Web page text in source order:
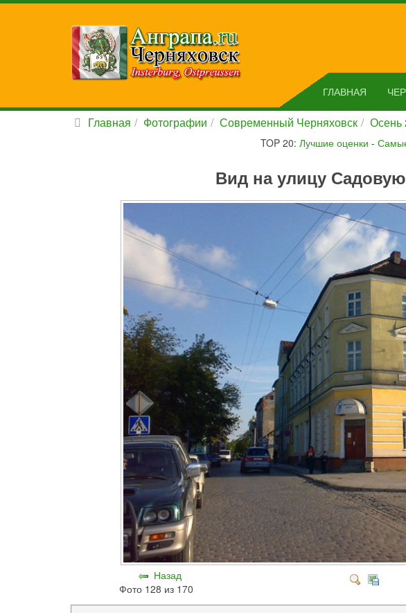
ГЛАВНАЯ
Главная Фотографии Современный Черняховск Осень
TOP 20: Лучшие оценки -
Вид на улицу
Назад
Фото 128 из 170